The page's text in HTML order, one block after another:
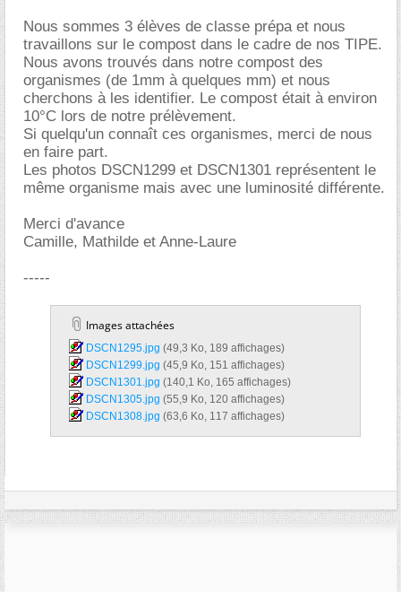
Nous sommes 3 élèves de classe prépa et nous
travaillons sur le compost dans le cadre de nos TIPE.
Nous avons trouvés dans notre compost des
organismes (de 1mm à quelques mm) et nous
cherchons à les identifier. Le compost était à environ
10°C lors de notre prélèvement.
Si quelqu'un connaît ces organismes, merci de nous
en faire part.
Les photos DSCN1299 et DSCN1301 représentent le
même organisme mais avec une luminosité différente.
Merci d'avance
Camille, Mathilde et Anne-Laure
-----
Images attachées
DSCN1295.jpg‎ (49,3 Ko, 189 affichages)
DSCN1299.jpg‎ (45,9 Ko, 151 affichages)
DSCN1301.jpg‎ (140,1 Ko, 165 affichages)
DSCN1305.jpg‎ (55,9 Ko, 120 affichages)
DSCN1308.jpg‎ (63,6 Ko, 117 affichages)